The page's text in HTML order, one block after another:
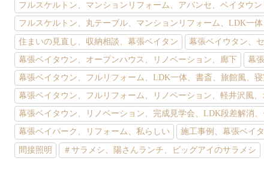
フルスケルトン、マンションリフォーム、アバンセ、ベイタウ
フルスケルトン、丸テーブル、マンションリフォーム、LDK一
住まいの見直し、収納相談、幕張ベイタン 幕張ベイウタン、
幕張ベイタウン、オープンハウス、リノベーション、廊下 幕
幕張ベイタウン、フルリフォーム、LDK一体、書斎、旅館風、寝
幕張ベイタウン、フルリフォーム、リノベーション、軽井沢風
幕張ベイタウン、リノベーション、完成見学会、LDK段差解消
幕張ベイパーク、リフォーム、私らしい 施工事例、幕張ベイタ
間接照明 ＃サラメシ、陽さんランチ、ビッグアイのサラメシ